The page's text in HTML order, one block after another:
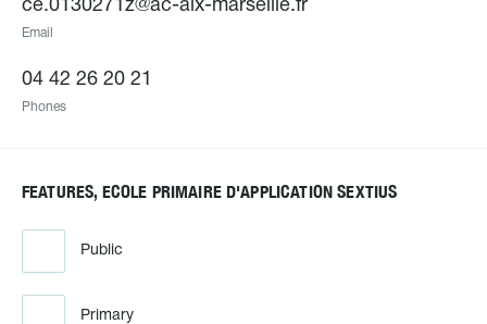
ce.0130271z@ac-aix-marseille.fr
Email
04 42 26 20 21
Phones
FEATURES, ECOLE PRIMAIRE D'APPLICATION SEXTIUS
Public
Primary